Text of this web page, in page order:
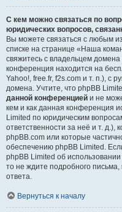
С кем можно связаться по
юридических вопросов,
Вы можете связаться с любым
списке на странице «Наша
свяжитесь с владельцем домена
конференция находится на
Yahoo!, free.fr, f2s.com и т. п.), с
домена. Учтите, что phpBB
данной конференцией и не
кем и как данная конференция
Limited по юридическим
ответственности за неё и т. д.),
phpBB.com или которые
обеспечению phpBB Limited.
phpBB Limited об
то не ждите подробного
ответа.
Вернуться к началу